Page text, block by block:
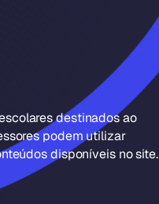
destinados ao
podem utilizar
disponíveis no site.